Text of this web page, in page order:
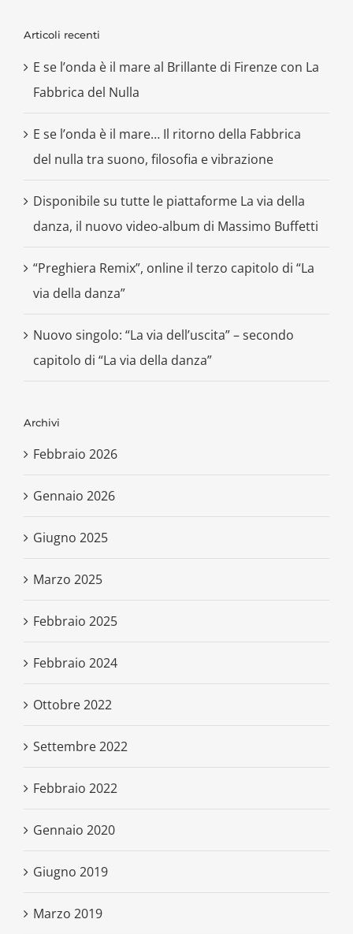
Articoli recenti
E se l’onda è il mare al Brillante di Firenze con La
Fabbrica del Nulla
E se l’onda è il mare… Il ritorno della Fabbrica
del nulla tra suono, filosofia e vibrazione
Disponibile su tutte le piattaforme La via della
danza, il nuovo video-album di Massimo Buffetti
“Preghiera Remix”, online il terzo capitolo di “La
via della danza”
Nuovo singolo: “La via dell’uscita” – secondo
capitolo di “La via della danza”
Archivi
Febbraio 2026
Gennaio 2026
Giugno 2025
Marzo 2025
Febbraio 2025
Febbraio 2024
Ottobre 2022
Settembre 2022
Febbraio 2022
Gennaio 2020
Giugno 2019
Marzo 2019